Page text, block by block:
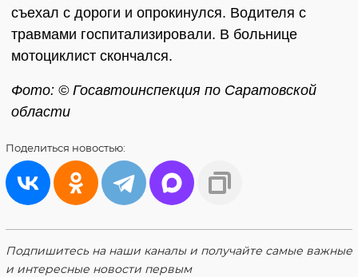
съехал с дороги и опрокинулся. Водителя с
травмами госпитализировали. В больнице
мотоциклист скончался.
Фото: © Госавтоинспекция по Саратовской
области
Поделиться новостью:
Подпишитесь на наши каналы и получайте самые важные
и интересные новости первым